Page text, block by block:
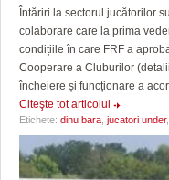
Întăriri la sectorul jucătorilor
colaborare care la prima
condițiile în care FRF a
Cooperare a Cluburilor
încheiere și funcționare a
Citeşte tot articolul
Etichete: dinu bara jucatori under,